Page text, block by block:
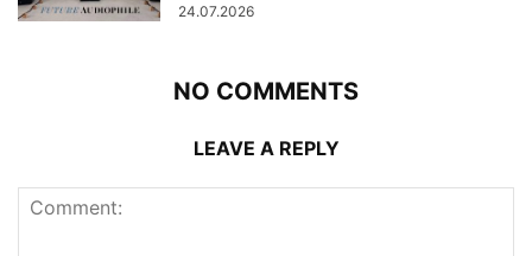
24.07.2026
NO COMMENTS
LEAVE A REPLY